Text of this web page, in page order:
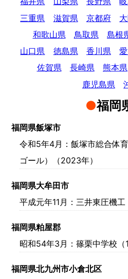
ー
村
作
三重県
滋賀県 京都府
和歌山県
鳥取県 島根
山口県
徳島県 香川県
佐賀県
長崎県 熊本県
鹿児島県
福岡
福岡県飯塚市
令和5年4月 ：飯塚市総合体
ゴール）（2023年）
福岡県大牟田市
平成元年11月 ：三井東圧機
福岡県粕屋郡
昭和54年3月 ：篠栗中学校（
福岡県北九州市小倉北区